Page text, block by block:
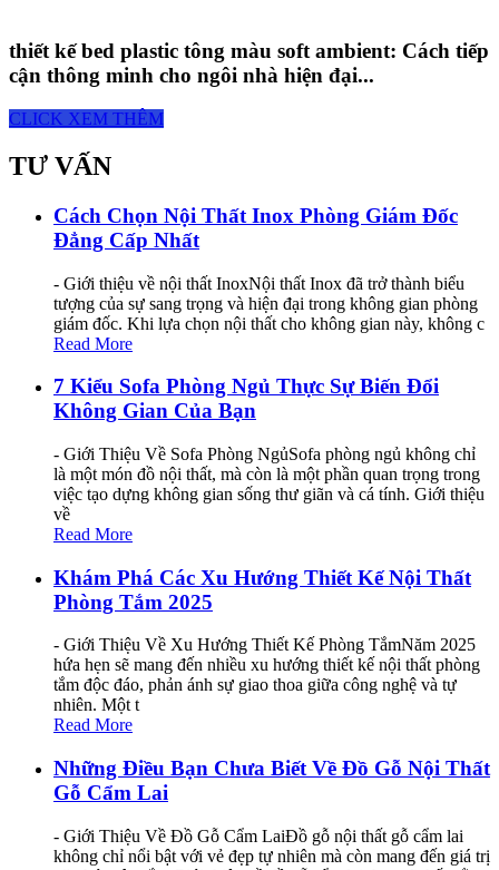
thiết kế bed plastic tông màu soft ambient: Cách tiếp
cận thông minh cho ngôi nhà hiện đại...
CLICK XEM THÊM
TƯ VẤN
Cách Chọn Nội Thất Inox Phòng Giám Đốc
Đẳng Cấp Nhất
- Giới thiệu về nội thất InoxNội thất Inox đã trở thành biểu
tượng của sự sang trọng và hiện đại trong không gian phòng
giám đốc. Khi lựa chọn nội thất cho không gian này, không c
Read More
7 Kiểu Sofa Phòng Ngủ Thực Sự Biến Đổi
Không Gian Của Bạn
- Giới Thiệu Về Sofa Phòng NgủSofa phòng ngủ không chỉ
là một món đồ nội thất, mà còn là một phần quan trọng trong
việc tạo dựng không gian sống thư giãn và cá tính. Giới thiệu
về
Read More
Khám Phá Các Xu Hướng Thiết Kế Nội Thất
Phòng Tắm 2025
- Giới Thiệu Về Xu Hướng Thiết Kế Phòng TắmNăm 2025
hứa hẹn sẽ mang đến nhiều xu hướng thiết kế nội thất phòng
tắm độc đáo, phản ánh sự giao thoa giữa công nghệ và tự
nhiên. Một t
Read More
Những Điều Bạn Chưa Biết Về Đồ Gỗ Nội Thất
Gỗ Cẩm Lai
- Giới Thiệu Về Đồ Gỗ Cẩm LaiĐồ gỗ nội thất gỗ cẩm lai
không chỉ nổi bật với vẻ đẹp tự nhiên mà còn mang đến giá trị